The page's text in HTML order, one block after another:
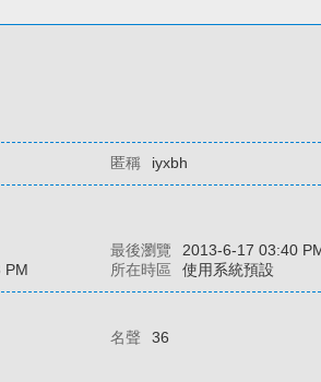
匿稱 iyxbh
最後瀏覽
2013-6-17 03:40
PM 所在時區 使用系統預設
名聲
36